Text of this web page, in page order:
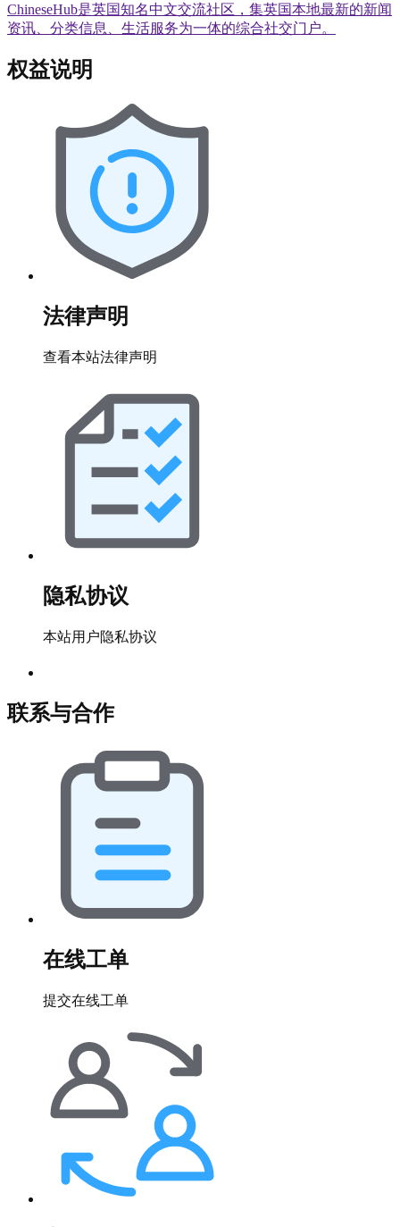
ChineseHub是英国知名中文交流社区，集英国本地最新的新闻
资讯、分类信息、生活服务为一体的综合社交门户。
权益说明
法律声明
查看本站法律声明
隐私协议
本站用户隐私协议
联系与合作
在线工单
提交在线工单